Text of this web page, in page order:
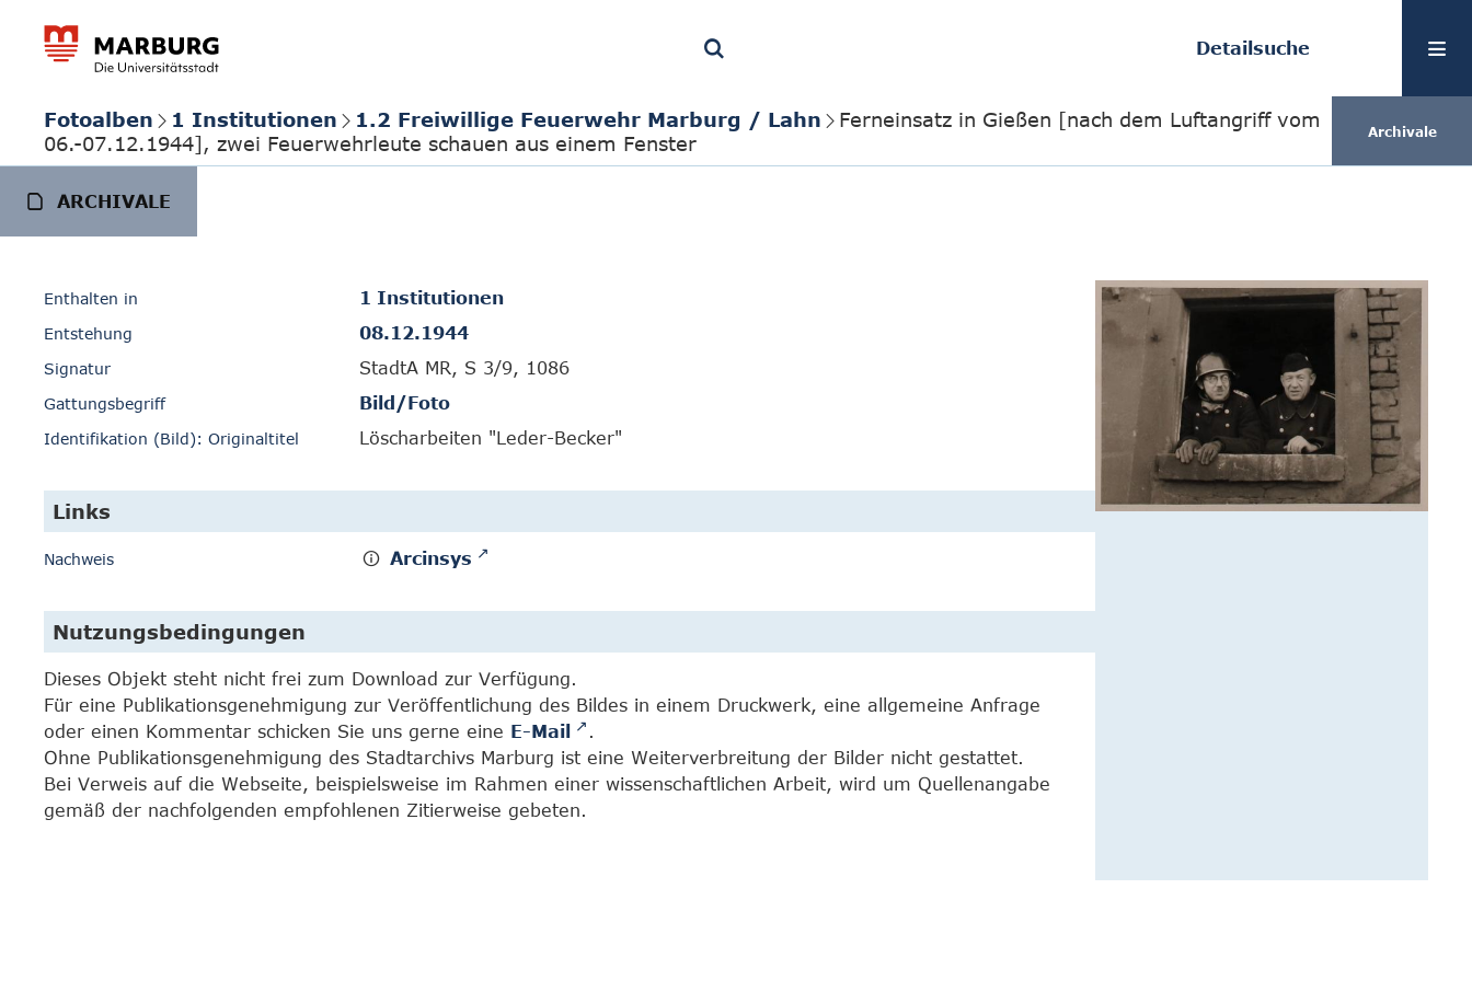
Detailsuche
Fotoalben 1 Institutionen 1.2 Freiwillige Feuerwehr Marburg / Lahn
Ferneinsatz in Gießen [nach dem Luftangriff vom
06.-07.12.1944], zwei Feuerwehrleute schauen aus einem Fenster
Archivale
ARCHIVALE
Enthalten in 1 Institutionen
Entstehung 08.12.1944
Signatur StadtA MR, S 3/9, 1086
Gattungsbegriff Bild/Foto
Identifikation (Bild): Originaltitel Löscharbeiten "Leder-Becker"
Links
Nachweis Arcinsys
Nutzungsbedingungen
Dieses Objekt steht nicht frei zum Download zur Verfügung.
Für eine Publikationsgenehmigung zur Veröffentlichung des Bildes in einem Druckwerk, eine allgemeine Anfrage
oder einen Kommentar schicken Sie uns gerne eine E-Mail
.
Ohne Publikationsgenehmigung des Stadtarchivs Marburg ist eine Weiterverbreitung der Bilder nicht gestattet.
Bei Verweis auf die Webseite, beispielsweise im Rahmen einer wissenschaftlichen Arbeit, wird um Quellenangabe
gemäß der nachfolgenden empfohlenen Zitierweise gebeten.